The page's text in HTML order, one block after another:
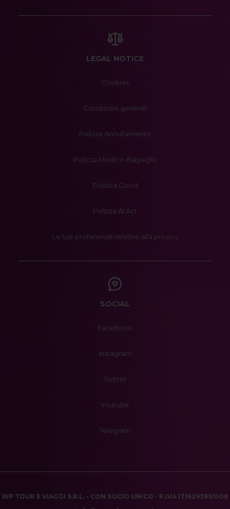
LEGAL NOTICE
Cookies
Condizioni generali
Polizza Annullamento
Polizza Medico-Bagaglio
Politica Covid
Polizza AI Act
Le tue preferenze relative alla privacy
SOCIAL
Facebook
Instagram
Twitter
Youtube
Telegram
WP TOUR E VIAGGI S.R.L. - CON SOCIO UNICO - P.IVA IT16293851008